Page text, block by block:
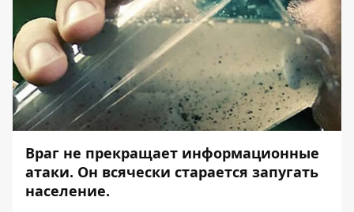
Враг не прекращает информационные
атаки. Он всячески старается запугать
население.